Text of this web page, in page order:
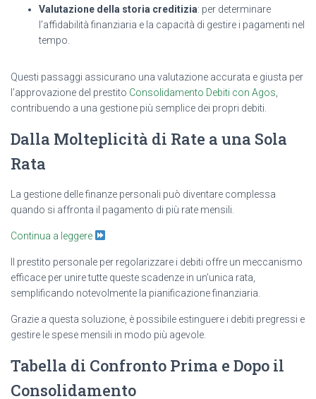
Valutazione della storia creditizia: per determinare
l’affidabilità finanziaria e la capacità di gestire i pagamenti nel
tempo.
Questi passaggi assicurano una valutazione accurata e giusta per
l’approvazione del prestito Consolidamento Debiti con Agos
contribuendo a una gestione più semplice dei propri debiti.
Dalla Molteplicità di Rate a una Sola
Rata
La gestione delle finanze personali può diventare complessa
quando si affronta il pagamento di più rate mensili.
Continua a leggere
Il prestito personale per regolarizzare i debiti offre un meccanismo
efficace per unire tutte queste scadenze in un’unica rata,
semplificando notevolmente la pianificazione finanziaria.
Grazie a questa soluzione, è possibile estinguere i debiti pregressi e
gestire le spese mensili in modo più agevole.
Tabella di Confronto Prima e Dopo il
Consolidamento